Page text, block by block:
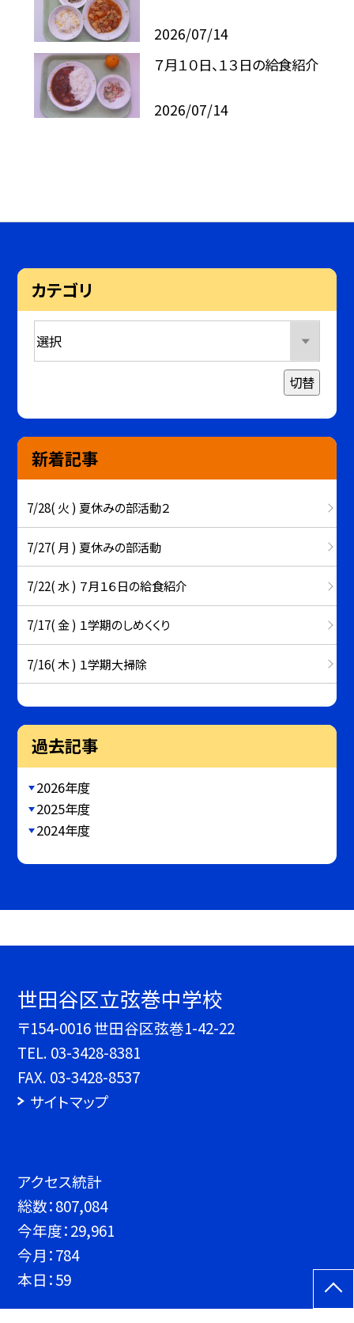
2026/07/14
７月１０日、１３日の給食紹介
2026/07/14
カテゴリ
切替
新着記事
7/28( 火 ) 夏休みの部活動２
7/27( 月 ) 夏休みの部活動
7/22( 水 ) ７月１６日の給食紹介
7/17( 金 ) １学期のしめくくり
7/16( 木 ) １学期大掃除
過去記事
2026年度
2025年度
2024年度
世田谷区立弦巻中学校
〒154-0016 世田谷区弦巻1-42-22
TEL. 03-3428-8381
FAX. 03-3428-8537
サイトマップ
アクセス統計
総数：807,084
今年度：29,961
今月：784
本日：59